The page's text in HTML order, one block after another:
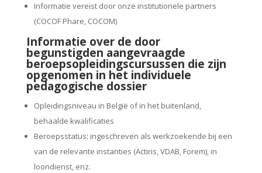
Informatie vereist door onze institutionele partners
(COCOF Phare, COCOM)
Informatie over de door
begunstigden aangevraagde
beroepsopleidingscursussen die zijn
opgenomen in het individuele
pedagogische dossier
Opleidingsniveau in België of in het buitenland,
behaalde kwalificaties
Beroepsstatus: ingeschreven als werkzoekende bij een
van de relevante instanties (Actiris, VDAB, Forem), in
loondienst, enz.